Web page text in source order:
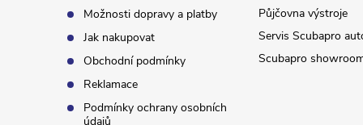
Možnosti dopravy a platby
Jak nakupovat
Obchodní podmínky
Reklamace
Podmínky ochrany osobních
údajů
Půjčovna výstroje
Servis Scubapro
Scubapro